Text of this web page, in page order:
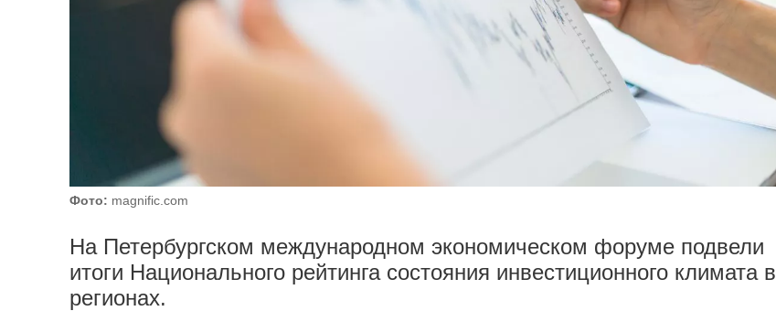
Фото: magnific.com
На Петербургском международном экономическом форуме подвели
итоги Национального рейтинга состояния инвестиционного климата в
регионах.